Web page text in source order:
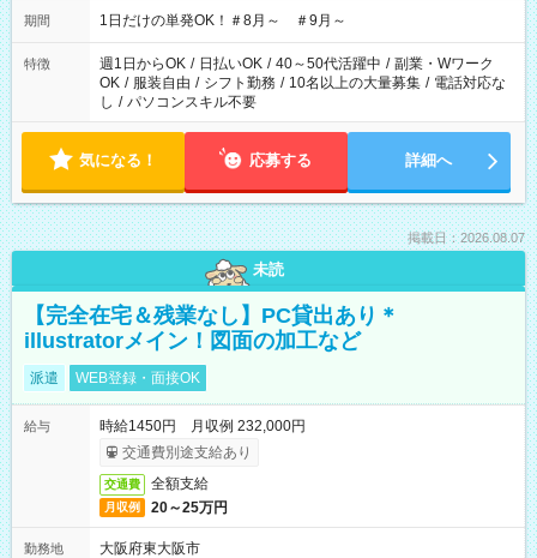
期間 1日だけの単発OK！＃8月～ ＃9月～
特徴 週1日からOK / 日払いOK / 40～50代活躍中 / 副業・Wワーク
OK / 服装自由 / シフト勤務 / 10名以上の大量募集 / 電話対応な
し / パソコンスキル不要
気になる！ 応募する 詳細へ
掲載日：2026.08.07
未読
【完全在宅＆残業なし】PC貸出あり＊
illustratorメイン！図面の加工など
派遣 WEB登録・面接OK
給与
時給1450円 月収例 232,000円
交通費別途支給あり
交通費 全額支給
月収例 20～25万円
勤務地
大阪府東大阪市